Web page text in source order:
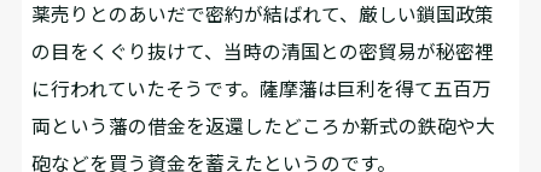
薬売りとのあいだで密約が結ばれて、厳しい鎖国政策
の目をくぐり抜けて、当時の清国との密貿易が秘密裡
に行われていたそうです。薩摩藩は巨利を得て五百万
両という藩の借金を返還したどころか新式の鉄砲や大
砲などを買う資金を蓄えたというのです。